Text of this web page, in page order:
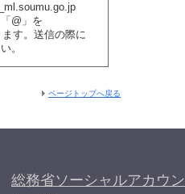
@」を
ます。送信の際に
。
ページトップへ戻る
総務省ソーシャルアカウン